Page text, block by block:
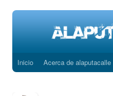
Saltar
Inicio Acerca de alaputacalle